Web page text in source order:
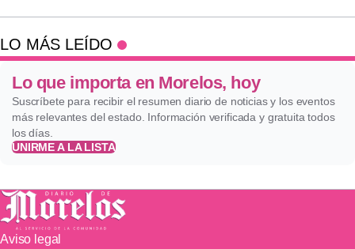
LO MÁS LEÍDO
Lo que importa en Morelos, hoy
Suscríbete para recibir el resumen diario de noticias y los eventos
más relevantes del estado. Información verificada y gratuita todos
los días.
UNIRME A LA LISTA
Aviso legal